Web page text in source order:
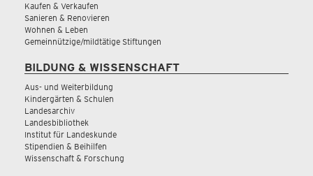
Kaufen & Verkaufen
Sanieren & Renovieren
Wohnen & Leben
Gemeinnützige/mildtätige Stiftungen
BILDUNG & WISSENSCHAFT
Aus- und Weiterbildung
Kindergärten & Schulen
Landesarchiv
Landesbibliothek
Institut für Landeskunde
Stipendien & Beihilfen
Wissenschaft & Forschung